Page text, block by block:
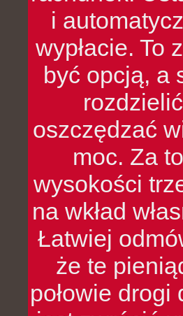
i
wypłacie. To
być opcją, a
oszczędzać
moc. Za
wysokości
na wkład
Łatwiej
że te
połowie